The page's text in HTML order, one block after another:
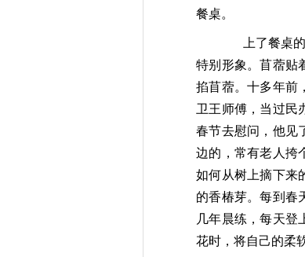
餐桌。
上了餐桌
特别形象。苜蓿贴
掐苜蓿。十多年前
卫王师傅，当过民
春节去慰问，他见
边的， 常有老人挎
如何从树上摘下来
的香椿芽。每到春
几年晨练，每天登
花时，将自己的柔